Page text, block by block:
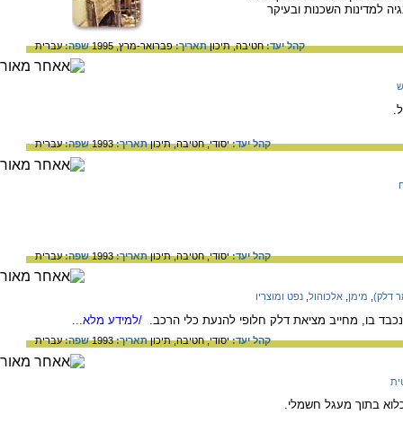
למדינות השכנות ובעיקר
קהל יעד:חטיבה,תיכוןתאריך:פברואר-מרץ, 1995 שפה:עברית
קהל יעד:יסודי,חטיבה,תיכוןתאריך:1993 שפה:עברית
קהל יעד:יסודי,חטיבה,תיכוןתאריך:1993 שפה:עברית
דלק) מימן אלכוהול נפט ומוצריו
בו, מחייב מציאת דלק חלופי להנעת כלי הרכב. /למידע מלא...
קהל יעד:יסודי,חטיבה,תיכוןתאריך:1993 שפה:עברית
בתוך מעגל חשמלי.